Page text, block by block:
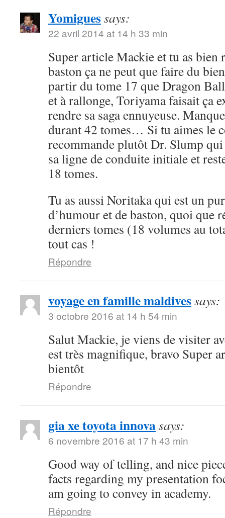
Yomiguessays:
22 avril 2014 at 14 h 33 min
Super article Mackie et tu as bien
baston ça ne peut que faire du
partir du tome 17 que Dragon
et à rallonge, Toriyama faisait ça
rendre sa saga ennuyeuse.
durant 42 tomes… Si tu aimes le
recommande plutôt Dr. Slump qui
sa ligne de conduite initiale et
18 tomes.
Tu as aussi Noritaka qui est un
d’humour et de baston, quoi que
derniers tomes (18 volumes au
tout cas !
Répondre
voyage en famille maldivessays:
3 octobre 2016 at 14 h 54 min
Salut Mackie, je viens de visiter
est très magnifique, bravo Super
bientôt
Répondre
gia xe toyota innovasays:
6 novembre 2016 at 17 h 43 min
Good way of telling, and nice
facts regarding my presentation
am going to convey in academy.
Répondre